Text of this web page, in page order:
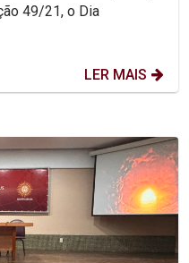
49/21, o Dia
LER MAIS